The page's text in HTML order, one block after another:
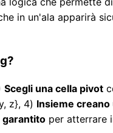
in un'ala apparirà
Scegli una cella pivot
z}, 4) Insieme creano
garantito per atterrare